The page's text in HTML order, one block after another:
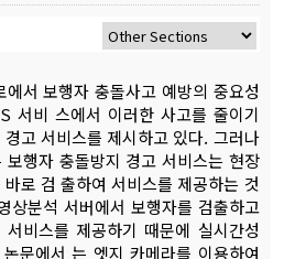
서 보행자 충돌사고 예방의 중요성
서비 스에서 이러한 사고를 줄이기
고 서비스를 제시하고 있다. 그러나
행자 충돌방지 경고 서비스는 현장
로 검 출하여 서비스를 제공하는 것
상분석 서버에서 보행자를 검출하고
비스를 제공하기 때문에 실시간성
문에서 는 엣지 카메라를 이용하여